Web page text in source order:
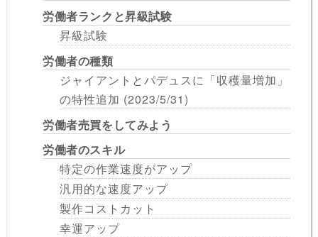
労働者ランクと昇級試験
昇級試験
労働者の種類
ジャイアントとパデュスに「収穫量増加」
の特性追加 (2023/5/31)
労働者売買をしてみよう
労働者のスキル
特定の作業速度がアップ
汎用的な速度アップ
製作コストカット
幸運アップ